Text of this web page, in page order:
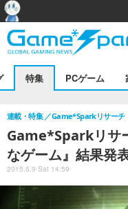
特集 PCゲーム
Game*Sparkリサ
なゲーム』結果発
連載・特集 Game*Sparkリサーチ
2015.5.9 Sat 14:59